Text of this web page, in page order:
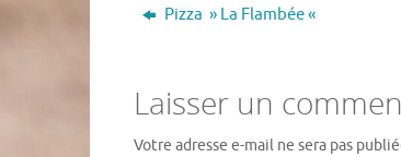
Pizza » La Flambée «
Laisser un
Votre adresse e-mail ne sera pas